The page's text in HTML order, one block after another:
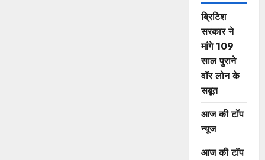
ब्रिटिश
सरकार ने
मांगे 109
साल पुराने
वॉर लोन के
सबूत
आज की टॉप
न्यूज
आज की टॉप